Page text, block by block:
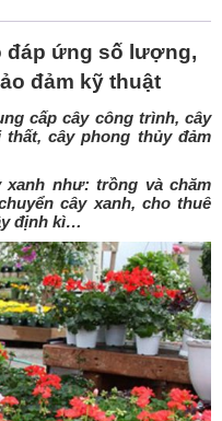
đáp ứng số lượng,
đảm kỹ thuật
cấp cây công trình, cây
cây phong thủy đảm
như: trồng và chăm
cây xanh, cho thuê
định kì…